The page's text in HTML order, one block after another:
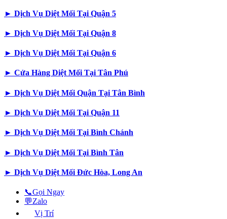
► Dịch Vụ Diệt Mối Tại Quận 5
► Dịch Vụ Diệt Mối Tại Quận 8
► Dịch Vụ Diệt Mối Tại Quận 6
► Cửa Hàng Diệt Mối Tại Tân Phú
► Dịch Vụ Diệt Mối Quận Tại Tân Bình
► Dịch Vụ Diệt Mối Tại Quận 11
► Dịch Vụ Diệt Mối Tại Bình Chánh
► Dịch Vụ Diệt Mối Tại Bình Tân
► Dịch Vụ Diệt Mối Đức Hòa, Long An
📞Gọi Ngay
💬Zalo
Vị Trí